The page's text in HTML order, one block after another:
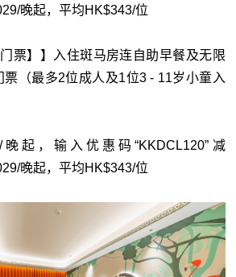
晚起，平均HK$343/位
门票】】入住斑马房连自助早餐及无限
（最多2位成人及1位3 - 11岁小童入
起，输入优惠码“KKDCL120”减
晚起，平均HK$343/位